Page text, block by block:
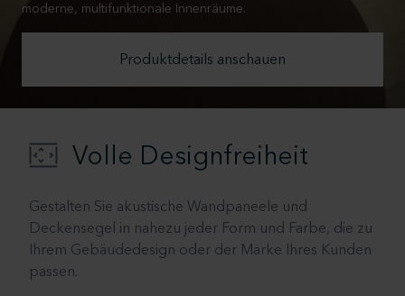
moderne, multifunktionale Innenräume.
Produktdetails anschauen
Volle Designfreiheit
Gestalten Sie akustische Wandpaneele und
Deckensegel in nahezu jeder Form und Farbe, die zu
Ihrem Gebäudedesign oder der Marke Ihres Kunden
passen.